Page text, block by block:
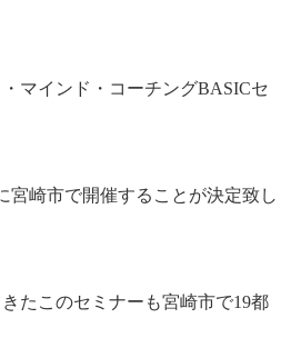
・マインド・コーチングBASICセ
宮崎市で開催することが決定致し
たこのセミナーも宮崎市で19都